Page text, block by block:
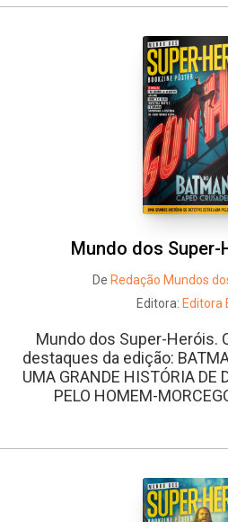
Mundo dos Super-
De Redação Mundos
Editora: Editora
Mundo dos Super-Heróis.
destaques da edição:
UMA GRANDE HISTÓRIA DE
PELO HOMEM-